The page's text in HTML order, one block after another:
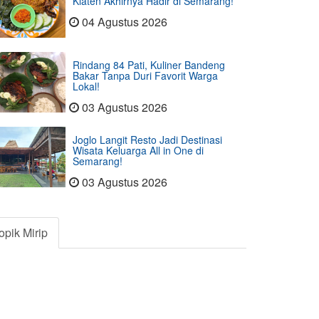
04 Agustus 2026
Rindang 84 Pati, Kuliner Bandeng
Bakar Tanpa Duri Favorit Warga
Lokal!
03 Agustus 2026
Joglo Langit Resto Jadi Destinasi
Wisata Keluarga All in One di
Semarang!
03 Agustus 2026
Mirip